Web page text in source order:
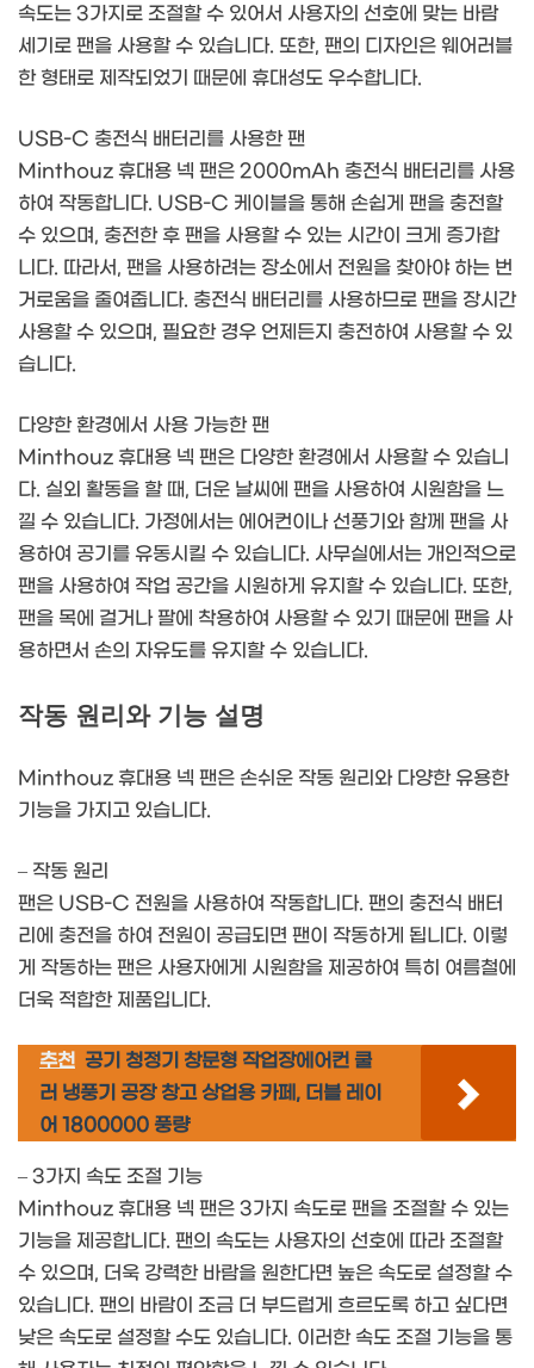
속도는 3가지로 조절할 수 있어서 사용자의 선호에 맞는 바람
세기로 팬을 사용할 수 있습니다. 또한, 팬의 디자인은 웨어러블
한 형태로 제작되었기 때문에 휴대성도 우수합니다.
USB-C 충전식 배터리를 사용한 팬
Minthouz 휴대용 넥 팬은 2000mAh 충전식 배터리를 사용
하여 작동합니다. USB-C 케이블을 통해 손쉽게 팬을 충전할
수 있으며, 충전한 후 팬을 사용할 수 있는 시간이 크게 증가합
니다. 따라서, 팬을 사용하려는 장소에서 전원을 찾아야 하는 번
거로움을 줄여줍니다. 충전식 배터리를 사용하므로 팬을 장시간
사용할 수 있으며, 필요한 경우 언제든지 충전하여 사용할 수 있
습니다.
다양한 환경에서 사용 가능한 팬
Minthouz 휴대용 넥 팬은 다양한 환경에서 사용할 수 있습니
다. 실외 활동을 할 때, 더운 날씨에 팬을 사용하여 시원함을 느
낄 수 있습니다. 가정에서는 에어컨이나 선풍기와 함께 팬을 사
용하여 공기를 유동시킬 수 있습니다. 사무실에서는 개인적으로
팬을 사용하여 작업 공간을 시원하게 유지할 수 있습니다. 또한,
팬을 목에 걸거나 팔에 착용하여 사용할 수 있기 때문에 팬을 사
용하면서 손의 자유도를 유지할 수 있습니다.
작동 원리와 기능 설명
Minthouz 휴대용 넥 팬은 손쉬운 작동 원리와 다양한 유용한
기능을 가지고 있습니다.
– 작동 원리
팬은 USB-C 전원을 사용하여 작동합니다. 팬의 충전식 배터
리에 충전을 하여 전원이 공급되면 팬이 작동하게 됩니다. 이렇
게 작동하는 팬은 사용자에게 시원함을 제공하여 특히 여름철에
더욱 적합한 제품입니다.
추천 공기 청정기 창문형 작업장에어컨 쿨
러 냉풍기 공장 창고 상업용 카페, 더블 레이
어 1800000 풍량
– 3가지 속도 조절 기능
Minthouz 휴대용 넥 팬은 3가지 속도로 팬을 조절할 수 있는
기능을 제공합니다. 팬의 속도는 사용자의 선호에 따라 조절할
수 있으며, 더욱 강력한 바람을 원한다면 높은 속도로 설정할 수
있습니다. 팬의 바람이 조금 더 부드럽게 흐르도록 하고 싶다면
낮은 속도로 설정할 수도 있습니다. 이러한 속도 조절 기능을 통